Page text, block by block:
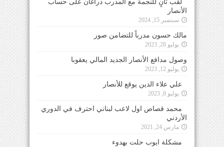
لقب ثانٍ للنجمة مع المدرب دراغان على حساب
الأنصار
سبتمبر 15, 2024
مالك حسون مدرباً للتضامن صور
يوليو 28, 2023
وصول مدافع الأنصار الجديد المالي يعقوبا
يوليو 12, 2023
علي علاء الدين يوقع للأنصار
يوليو 8, 2023
محمد قصاص اول لاعب لبناني احترف في الدوري
الأردني
مارس 24, 2021
مشكلة ايوب حلت بهدوء